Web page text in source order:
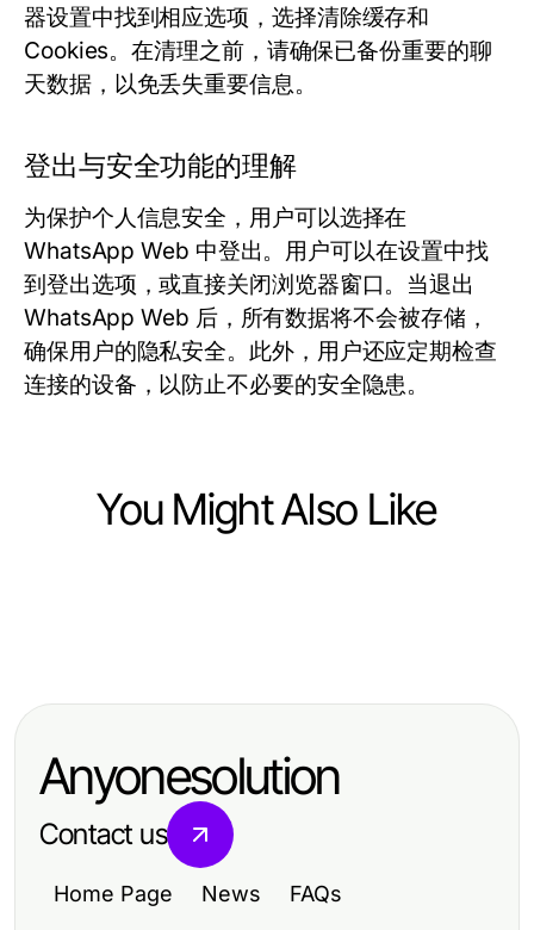
器设置中找到相应选项，选择清除缓存和
Cookies。在清理之前，请确保已备份重要的聊
天数据，以免丢失重要信息。
登出与安全功能的理解
为保护个人信息安全，用户可以选择在
WhatsApp Web 中登出。用户可以在设置中找
到登出选项，或直接关闭浏览器窗口。当退出
WhatsApp Web 后，所有数据将不会被存储，
确保用户的隐私安全。此外，用户还应定期检查
连接的设备，以防止不必要的安全隐患。
You Might Also Like
者如何发挥最大效能
成功实施港股WebSocket推送接口的
Anyonesolution
Contact us
Home Page News FAQs